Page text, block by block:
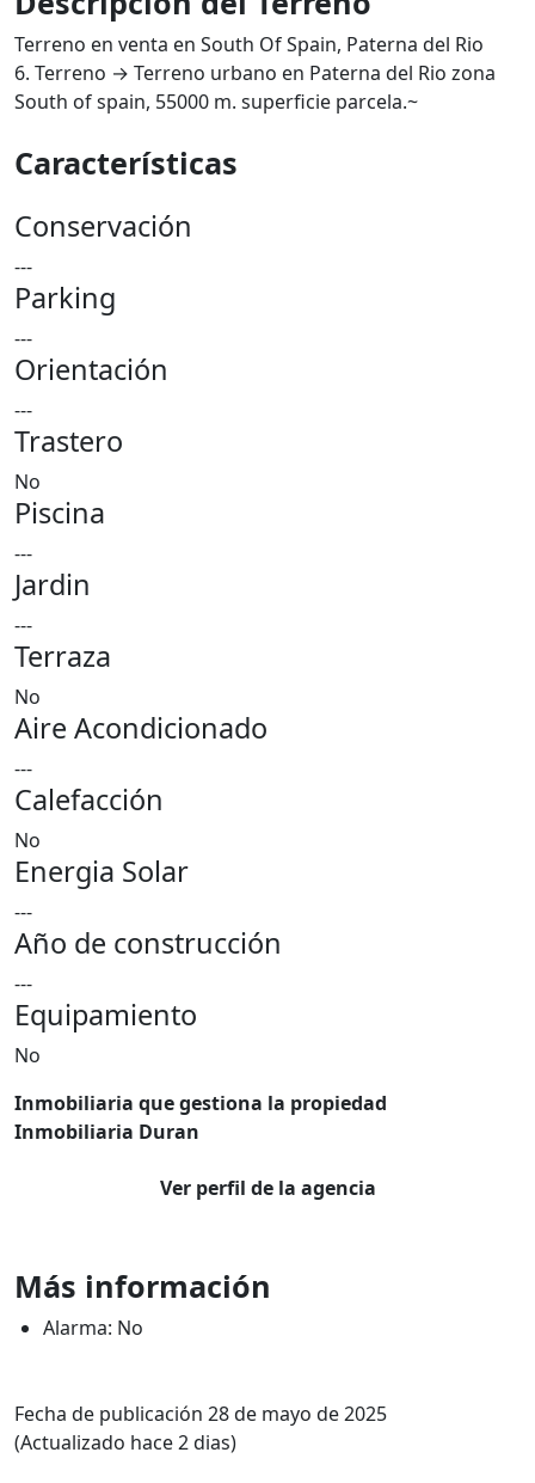
Terreno en venta en South Of Spain, Paterna del Rio
6. Terreno → Terreno urbano en Paterna del Rio zona
South of spain, 55000 m. superficie parcela.~
Características
Conservación
---
Parking
---
Orientación
---
Trastero
No
Piscina
---
Jardin
---
Terraza
No
Aire Acondicionado
---
Calefacción
No
Energia Solar
---
Año de construcción
---
Equipamiento
No
Inmobiliaria que gestiona la propiedad
Inmobiliaria Duran
Ver perfil de la agencia
Más información
Alarma: No
Fecha de publicación 28 de mayo de 2025
(Actualizado hace 2 dias)